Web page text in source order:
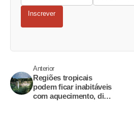
Inscrever
Anterior
Regiões tropicais
podem ficar inabitáveis
com aquecimento, diz